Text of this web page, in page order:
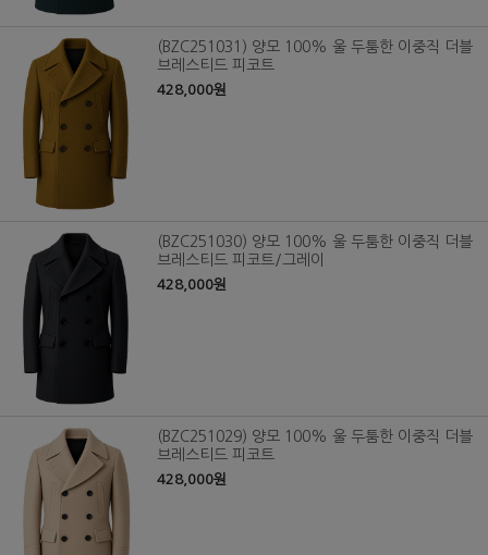
(BZC251031) 양모 100% 울 두툼한 이중직 더블
브레스티드 피코트
428,000원
(BZC251030) 양모 100% 울 두툼한 이중직 더블
브레스티드 피코트/그레이
428,000원
(BZC251029) 양모 100% 울 두툼한 이중직 더블
브레스티드 피코트
428,000원